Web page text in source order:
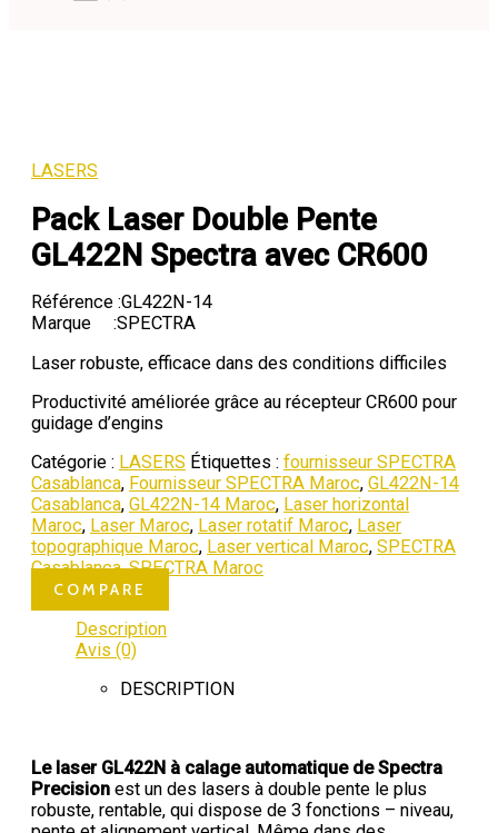
LASERS
Pack Laser Double Pente
GL422N Spectra avec CR600
Référence :GL422N-14
Marque
:SPECTRA
Laser robuste, efficace dans des conditions difficiles
Productivité améliorée grâce au récepteur CR600 pour
guidage d’engins
Catégorie : LASERS Étiquettes : fournisseur SPECTRA
Casablanca, Fournisseur SPECTRA Maroc, GL422N-14
Casablanca, GL422N-14 Maroc, Laser horizontal
Maroc, Laser Maroc, Laser rotatif Maroc, Laser
topographique Maroc, Laser vertical Maroc, SPECTRA
Casablanca,SPECTRA Maroc
COMPARE
Description
Avis (0)
DESCRIPTION
Le laser GL422N à calage automatique de Spectra
Precision est un des lasers à double pente le plus
robuste, rentable, qui dispose de 3 fonctions – niveau,